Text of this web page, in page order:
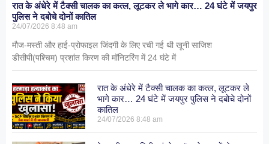
रात के अंधेरे में टैक्सी चालक का कत्ल, लूटकर ले भागे कार… 24 घंटे में जयपुर
पुलिस ने दबोचे दोनों कातिल
24/07/2026 8:48 am
मौज-मस्ती और हाई-प्रोफाइल जिंदगी के लिए रची गई थी खूनी साजिश
डीसीपी(पश्चिम) प्रशांत किरण की मॉनिटरिंग में 24 घंटे में
रात के अंधेरे में टैक्सी चालक का कत्ल, लूटकर ले
भागे कार… 24 घंटे में जयपुर पुलिस ने दबोचे दोनों
कातिल
24/07/20268:48 am